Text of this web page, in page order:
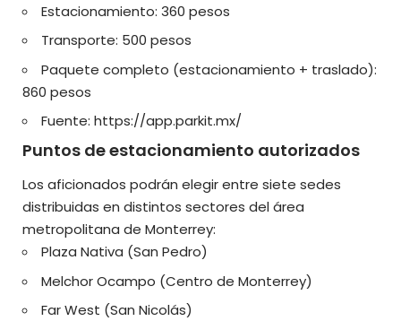
Estacionamiento: 360 pesos
Transporte: 500 pesos
Paquete completo (estacionamiento + traslado):
860 pesos
Fuente: https://app.parkit.mx/
Puntos de estacionamiento autorizados
Los aficionados podrán elegir entre siete sedes
distribuidas en distintos sectores del área
metropolitana de Monterrey:
Plaza Nativa (San Pedro)
Melchor Ocampo (Centro de Monterrey)
Far West (San Nicolás)